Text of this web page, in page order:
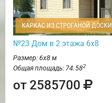
КАРКАС ИЗ СТРОГАНОЙ ДОСКИ
№23 Дом в 2 этажа 6х8
Размер: 6х8 м
Общая площадь: 74.582
от 2585700